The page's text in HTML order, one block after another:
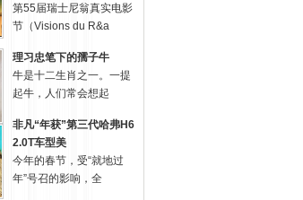
第55届瑞士尼翁真实电影
节（Visions du R&a
理习忠笔下的孺子牛
牛是十二生肖之一。一提
起牛，人们常会想起
非凡“年获”第三代哈弗H6
2.0T车型美
今年的春节，受“就地过
年”号召的影响，全